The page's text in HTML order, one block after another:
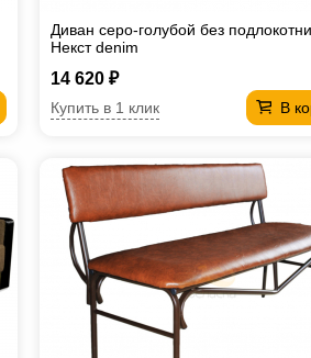
Диван серо-голубой без
Некст denim
14 620 ₽
В
Купить в 1 клик